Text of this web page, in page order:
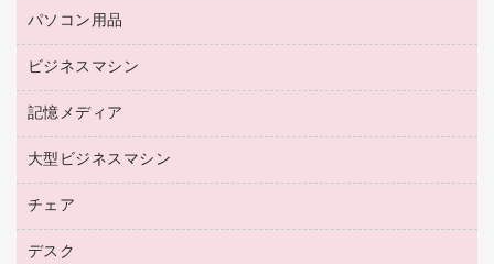
リサイクルトナー（リターン方式）
リサイクルトナー（プール方式）
リサイクルインクカートリッジ
プリンタ用リボン
トナーカートリッジ
コピートナー
インクカートリッジ
名刺用紙
帳票用紙／フォーム用紙
ワープロ用紙
ラベル用紙
プロッター用紙
ハガキ用紙
その他コピー用紙・プリンタ用紙
パソコン用品
パソコン周辺機器
各種ケーブル
マウスパッド
マウス
パソコンバッグ／収納用品
ビジネスマシン
電話機
レーザープリンタ／複合機
メモリーカード
プロジェクタ
ファクシミリ
記憶メディア
ブルーレイディスク
ＣＤ－ＲＷ
大型ビジネスマシン
プリンタ
チェア
応接イス・ベンチ
デスク